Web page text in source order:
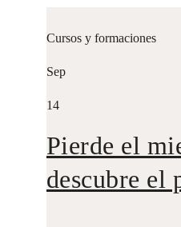
Cursos y formaciones
Sep
14
Pierde el
descubre el